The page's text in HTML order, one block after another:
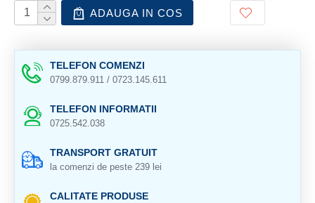
ADAUGA IN COS
TELEFON COMENZI
0799.879.911 / 0723.145.611
TELEFON INFORMATII
0725.542.038
TRANSPORT GRATUIT
la comenzi de peste 239 lei
CALITATE PRODUSE